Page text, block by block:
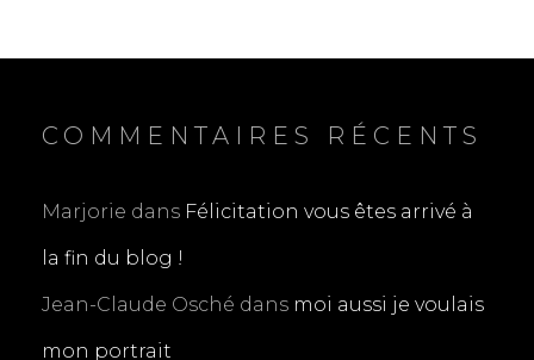
articles
COMMENTAIRES RÉCENTS
Marjorie dans Félicitation vous êtes arrivé à
la fin du blog !
Jean-Claude Osché dans moi aussi je voulais
mon portrait